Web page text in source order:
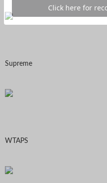
Supreme
WTAPS